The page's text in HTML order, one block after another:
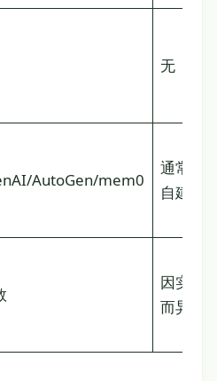
无
AutoGen/mem0
通常需
自建
因实现
而异